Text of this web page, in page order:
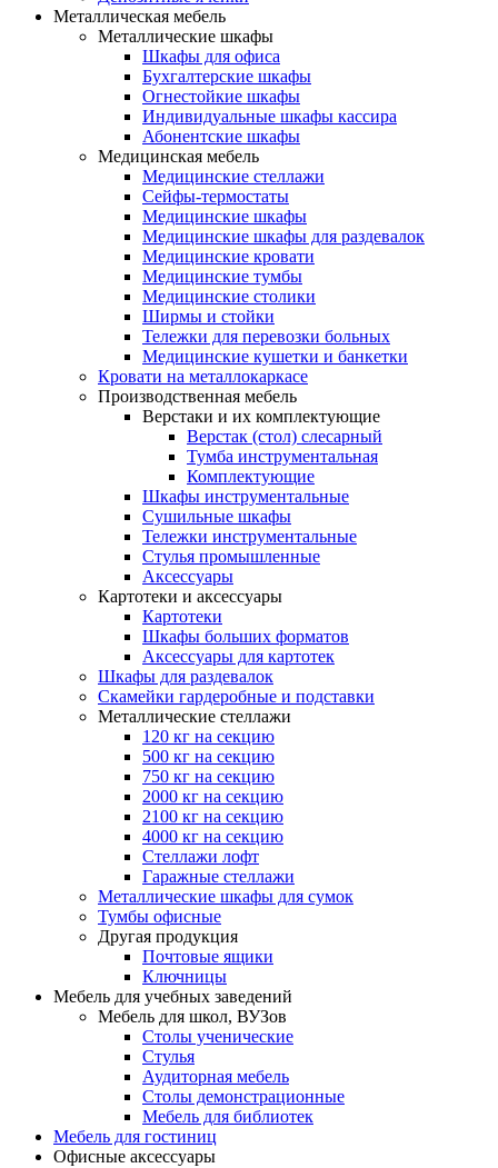
Металлическая мебель
Металлические шкафы
Шкафы для офиса
Бухгалтерские шкафы
Огнестойкие шкафы
Индивидуальные шкафы кассира
Абонентские шкафы
Медицинская мебель
Медицинские стеллажи
Сейфы-термостаты
Медицинские шкафы
Медицинские шкафы для раздевалок
Медицинские кровати
Медицинские тумбы
Медицинские столики
Ширмы и стойки
Тележки для перевозки больных
Медицинские кушетки и банкетки
Кровати на металлокаркасе
Производственная мебель
Верстаки и их комплектующие
Верстак (стол) слесарный
Тумба инструментальная
Комплектующие
Шкафы инструментальные
Сушильные шкафы
Тележки инструментальные
Стулья промышленные
Аксессуары
Картотеки и аксессуары
Картотеки
Шкафы больших форматов
Аксессуары для картотек
Шкафы для раздевалок
Скамейки гардеробные и подставки
Металлические стеллажи
120 кг на секцию
500 кг на секцию
750 кг на секцию
2000 кг на секцию
2100 кг на секцию
4000 кг на секцию
Стеллажи лофт
Гаражные стеллажи
Металлические шкафы для сумок
Тумбы офисные
Другая продукция
Почтовые ящики
Ключницы
Мебель для учебных заведений
Мебель для школ, ВУЗов
Столы ученические
Стулья
Аудиторная мебель
Столы демонстрационные
Мебель для библиотек
Мебель для гостиниц
Офисные аксессуары